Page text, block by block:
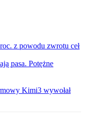
z powodu zwrotu ceł
pasa. Potężne
Kimi3 wywołał